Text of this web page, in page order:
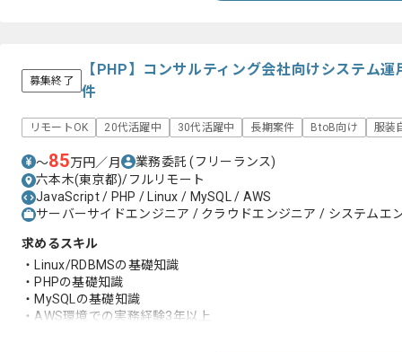
募集終了
【PHP】コンサルティング会社向けシステム
件
リモートOK 20代活躍中 30代活躍中 長期案件 BtoB向け 服装
〜85万円／月 業務委託(フリーランス)
六本木(東京都)/フルリモート
JavaScript / PHP / Linux / MySQL / AWS
サーバーサイドエンジニア / クラウドエンジニア / システムエ
求めるスキル
・Linux/RDBMSの基礎知識
・PHPの基礎知識
・MySQLの基礎知識
・AWS環境での実務経験3年以上